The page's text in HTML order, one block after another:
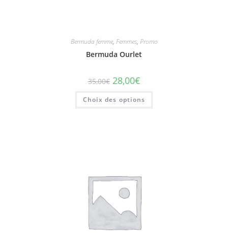
Bermuda femme, Femmes, Promo
Bermuda Ourlet
35,00€ 28,00€
Choix des options